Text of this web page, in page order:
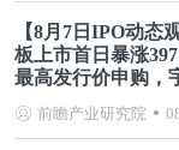
【8月7日IPO动态
板上市首日暴涨
最高发行价申购，
前瞻产业研究院